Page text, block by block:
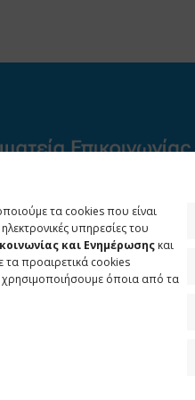
τα cookies που είναι
υπηρεσίες του
και Ενημέρωσης και
τα προαιρετικά cookies
χρησιμοποιήσουμε όποια από τα